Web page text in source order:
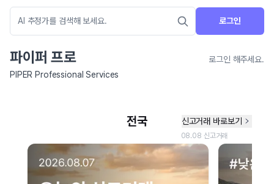
로그인
파이퍼 프로
로그인 해주세요.
PIPER Professional Services